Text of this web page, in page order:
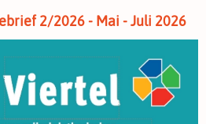
2/2026 - Mai - Juli 2026